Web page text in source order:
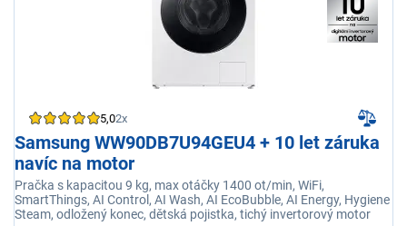
5,02x
Samsung WW90DB7U94GEU4 + 10 let záruka
navíc na motor
Pračka s kapacitou 9 kg, max otáčky 1400 ot/min, WiFi,
SmartThings, AI Control, AI Wash, AI EcoBubble, AI Energy, Hygiene
Steam, odložený konec, dětská pojistka, tichý invertorový motor